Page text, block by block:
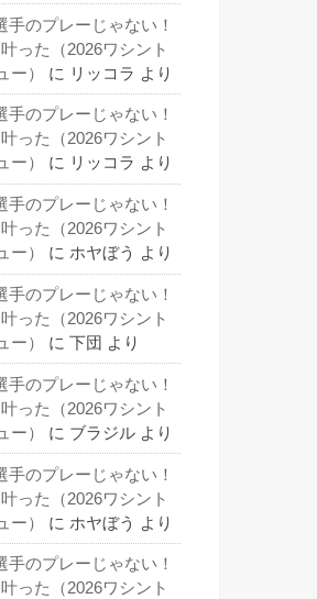
手のプレーじゃない！
った（2026ワシント
ー）
に リッコラ より
手のプレーじゃない！
った（2026ワシント
ー）
に リッコラ より
手のプレーじゃない！
った（2026ワシント
ー）
に ホヤぼう より
手のプレーじゃない！
った（2026ワシント
ー）
に 下団 より
手のプレーじゃない！
った（2026ワシント
ー）
に ブラジル より
手のプレーじゃない！
った（2026ワシント
ー）
に ホヤぼう より
手のプレーじゃない！
った（2026ワシント